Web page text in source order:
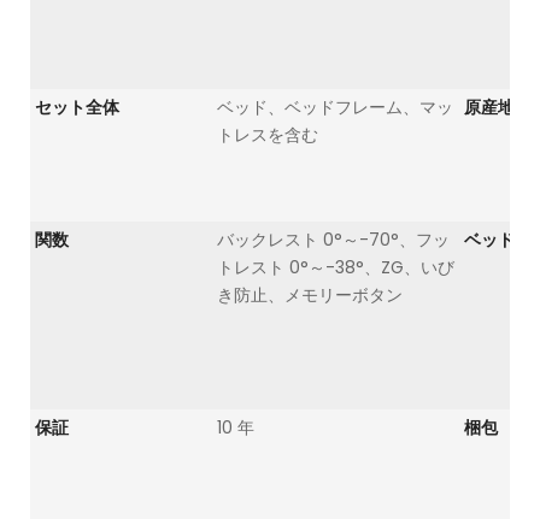
セット全体
ベッド、ベッドフレーム、マッ
トレスを含む
原産地
関数
バックレスト 0°～-70°、フッ
トレスト 0°～-38°、ZG、いび
き防止、メモリーボタン
ベッドフ
保証 10 年 梱包